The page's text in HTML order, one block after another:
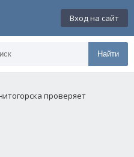
Вход на сайт
Найти
проверяет